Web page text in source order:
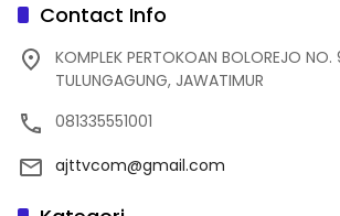
Contact Info
KOMPLEK PERTOKOAN BOLOREJO NO.
TULUNGAGUNG, JAWATIMUR
081335551001
ajttvcom@gmail.com